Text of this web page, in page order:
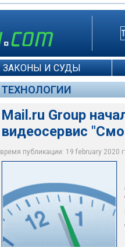
ЗАКОНЫ И СУДЫ
ТЕХНОЛОГИИ
Mail.ru Group
видеосервис
время публикации: 19 february 2020
Moscow-Live.ru /